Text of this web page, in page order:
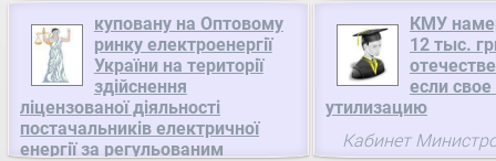
Запорізькою обласною
державною адміністрацією щодо
надання високоспеціалізованої
медичної допомоги населенню ...
куповану на Оптовому
ринку електроенергії
України на території
здійснення
ліцензованої діяльності
постачальників електричної
енергії за регульованим
массовым
прокомментировал
информацию
полковника
КМУ
12 тыс.
если
утилизацию
Кабинет